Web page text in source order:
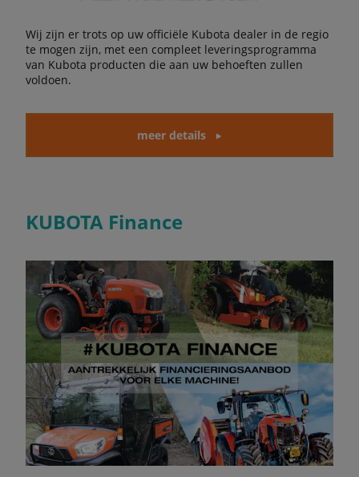
Wij zijn er trots op uw officiële Kubota dealer in de regio
te mogen zijn, met een compleet leveringsprogramma
van Kubota producten die aan uw behoeften zullen
voldoen.
meer details
KUBOTA Finance